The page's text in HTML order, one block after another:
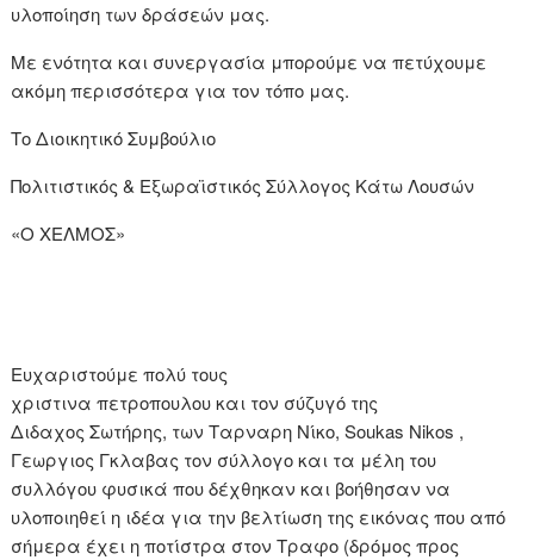
υλοποίηση των δράσεών μας.
Με ενότητα και συνεργασία μπορούμε να πετύχουμε
ακόμη περισσότερα για τον τόπο μας.
Το Διοικητικό Συμβούλιο
Πολιτιστικός & Εξωραϊστικός Σύλλογος Κάτω Λουσών
«Ο ΧΕΛΜΟΣ»
Ευχαριστούμε πολύ τους
χριστινα πετροπουλου και τον σύζυγό της
Διδαχος Σωτήρης, των Ταρναρη Νίκο, Soukas Nikos ,
Γεωργιος Γκλαβας τον σύλλογο και τα μέλη του
συλλόγου φυσικά που δέχθηκαν και βοήθησαν να
υλοποιηθεί η ιδέα για την βελτίωση της εικόνας που από
σήμερα έχει η ποτίστρα στον Τραφο (δρόμος προς